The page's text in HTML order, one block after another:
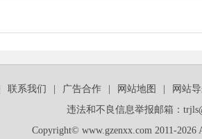
联系我们 广告合作 网站地图 网站
违法和不良信息举报邮箱：
Copyright© www.gzenxx.com 2011-2026